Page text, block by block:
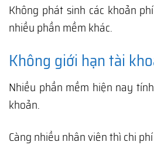
Không phát sinh các khoản
nhiều phần mềm khác.
Không giới hạn tài
Nhiều phần mềm hiện nay
khoản.
Càng nhiều nhân viên thì chi